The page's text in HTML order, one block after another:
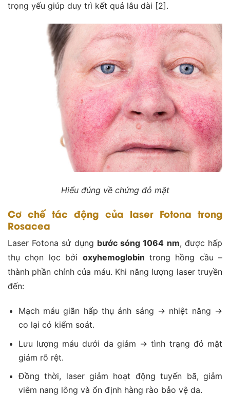
trọng yếu giúp duy trì kết quả lâu dài [2].
Hiểu đúng về chứng đỏ mặt
Cơ chế tác động của laser Fotona trong
Rosacea
Laser Fotona sử dụng bước sóng 1064 nm, được hấp
thụ chọn lọc bởi oxyhemoglobin trong hồng cầu –
thành phần chính của máu. Khi năng lượng laser truyền
đến:
Mạch máu giãn hấp thụ ánh sáng → nhiệt năng →
co lại có kiểm soát.
Lưu lượng máu dưới da giảm → tình trạng đỏ mặt
giảm rõ rệt.
Đồng thời, laser giảm hoạt động tuyến bã, giảm
viêm nang lông và ổn định hàng rào bảo vệ da.